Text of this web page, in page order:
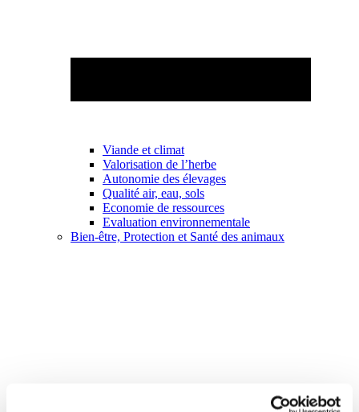
Viande et climat
Valorisation de l’herbe
Autonomie des élevages
Qualité air, eau, sols
Economie de ressources
Evaluation environnementale
Bien-être, Protection et Santé des animaux